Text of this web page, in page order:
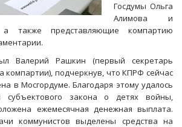
Госдумы Ольга
Алимова и
также представляющие компартию
Валерий Рашкин (первый секретарь
компартии), подчеркнув, что КПРФ сейчас
в Мосгордуме. Благодаря этому удалось
субъектового закона о детях войны,
ежемесячная денежная выплата.
коммунистов выделены средства на